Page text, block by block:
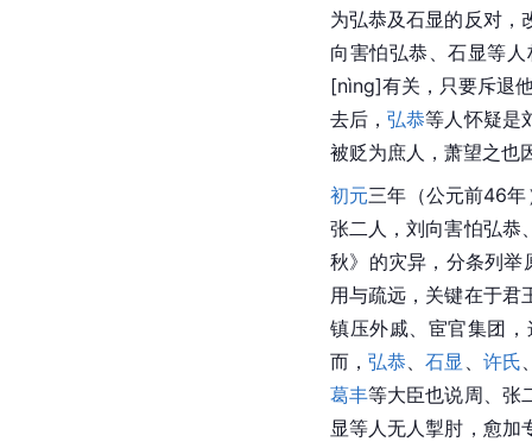
为弘恭及石显的反对，
向害怕弘恭、石显等
[nìng]有关，只要斥退
去后，弘恭等人怀疑是
被贬为庶人，萧望之也
初元三年（公元前46年
张二人，刘向害怕弘恭
秋》的灾异，分条列举
用与疏远，关键在于君
镇压外戚、宦官集团
而，弘恭、石显 、 许氏
葛丰等大臣也说周、张
显等人无人掣肘，愈加